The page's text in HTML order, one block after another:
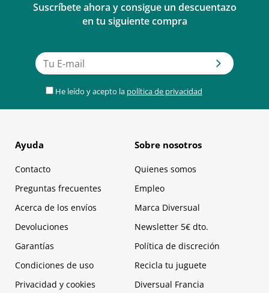
Suscríbete ahora y consigue un descuentazo
en tu siguiente compra
He leído y acepto la política de privacidad
Ayuda
Contacto
Preguntas frecuentes
Acerca de los envíos
Devoluciones
Garantías
Condiciones de uso
Privacidad y cookies
Sobre nosotros
Quienes somos
Empleo
Marca Diversual
Newsletter 5€ dto.
Política de discreción
Recicla tu juguete
Diversual Francia